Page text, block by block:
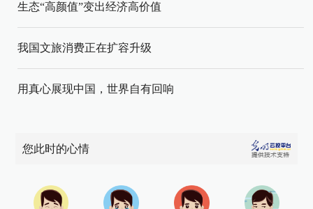
生态“高颜值”变出经济高价值
我国文旅消费正在扩容升级
用真心展现中国，世界自有回响
您此时的心情